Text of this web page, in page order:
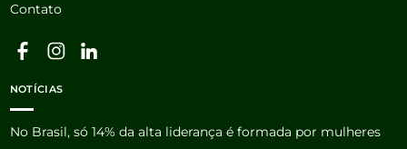
Contato
NOTÍCIAS
No Brasil, só 14% da alta liderança é formada por mulheres